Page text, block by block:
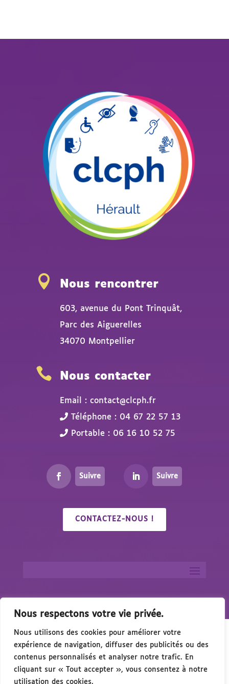
Nous respectons votre vie privée.
Nous utilisons des cookies pour améliorer votre
expérience de navigation, diffuser des publicités ou des
contenus personnalisés et analyser notre trafic. En
cliquant sur « Tout accepter », vous consentez à notre
utilisation des cookies.
 Nous rencontrer
603, avenue du Pont Trinquât,
Parc des Aiguerelles
34070 Montpellier
 Nous contacter
Email : contact@clcph.fr
Téléphone : 04 67 22 57 13
Portable : 06 16 10 52 75
Suivre Suivre
CONTACTEZ-NOUS !
🎉 Congrés/Salon du Handicap & de